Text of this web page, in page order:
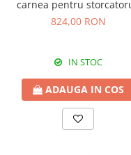
carnea pentru
electric Reber 9000N
824,00 RON
IN STOC
ADAUGA IN COS